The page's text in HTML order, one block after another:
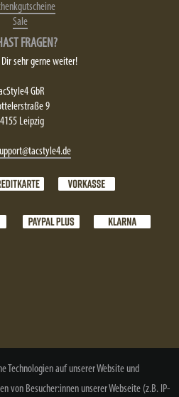
Sale
FRAGEN?
sehr gerne weiter!
GbR
9
Leipzig
ABONNIEREN
Technologien auf unserer Website und
von Besucher:innen unserer Webseite (z.B. IP-